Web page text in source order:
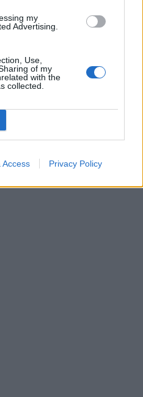
my
Advertising.
Use,
of my
with the
collected.
Access Privacy Policy